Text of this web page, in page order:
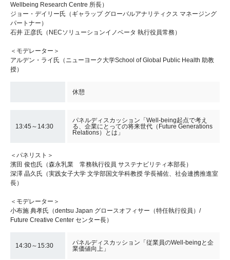
Wellbeing Research Centre 所長）
ジョー・デイリー氏（ギャラップ グローバルアナリティクス マネージング
パートナー）
石井 正彦氏（NECソリューションイノベータ 執行役員常務）
＜モデレーター＞
アルデン・ライ氏（ニューヨーク大学School of Global Public Health 助教
授）
休憩
13:45～14:30
パネルディスカッション「Well-being起点で考え
る、企業にとっての将来世代（Future Generations
Relations）とは」
＜パネリスト＞
濱田 俊也氏（森永乳業 常務執行役員 サステナビリティ本部長）
深澤 晶久氏（実践女子大学 文学部国文学科教授 学長補佐、社会連携推進室
長）
＜モデレーター＞
小布施 典孝氏（dentsu Japan グロースオフィサー（特任執行役員）/
Future Creative Center センター長）
14:30～15:30
パネルディスカッション「従業員のWell-beingと企
業価値向上」